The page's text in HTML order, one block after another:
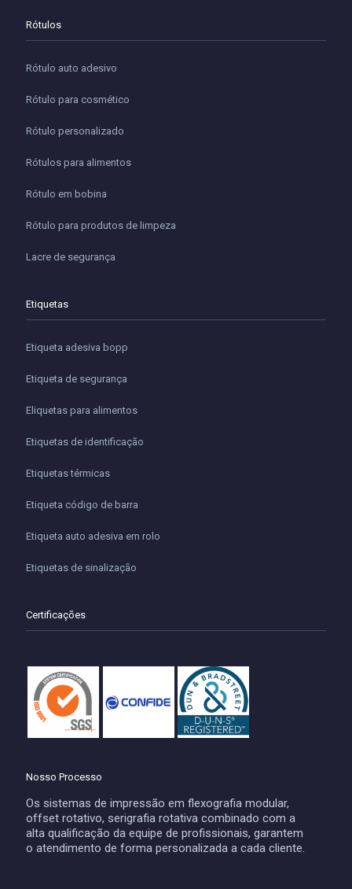
Rótulos
Rótulo auto adesivo
Rótulo para cosmético
Rótulo personalizado
Rótulos para alimentos
Rótulo em bobina
Rótulo para produtos de limpeza
Lacre de segurança
Etiquetas
Etiqueta adesiva bopp
Etiqueta de segurança
Eliquetas para alimentos
Etiquetas de identificação
Etiquetas térmicas
Etiqueta código de barra
Etiqueta auto adesiva em rolo
Etiquetas de sinalização
Certificações
Nosso Processo
Os sistemas de impressão em flexografia modular,
offset rotativo, serigrafia rotativa combinado com a
alta qualificação da equipe de profissionais, garantem
o atendimento de forma personalizada a cada cliente.